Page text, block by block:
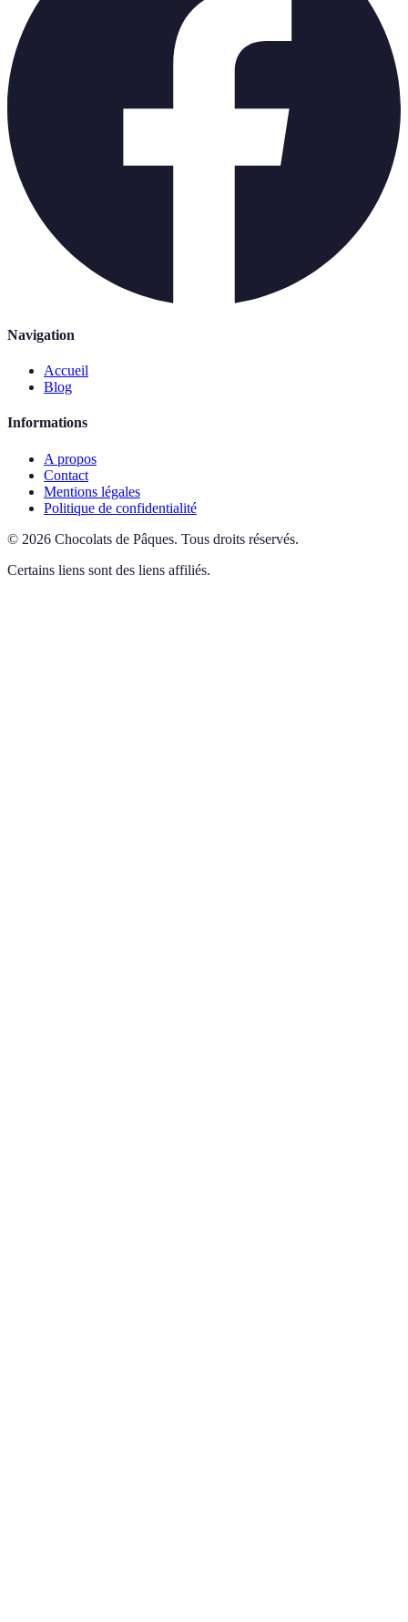
Navigation
Accueil
Blog
Informations
A propos
Contact
Mentions légales
Politique de confidentialité
© 2026 Chocolats de Pâques. Tous droits réservés.
Certains liens sont des liens affiliés.